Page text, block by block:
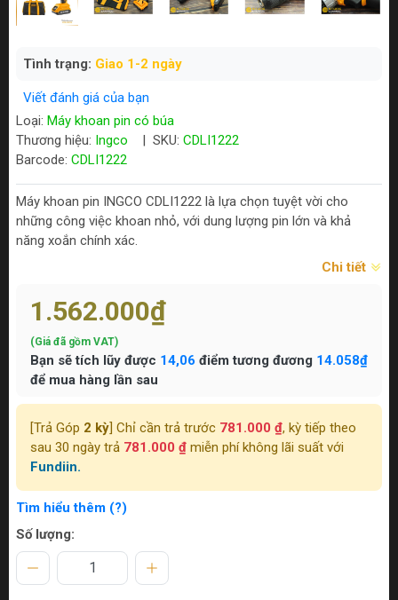
Tình trạng: Giao 1-2 ngày
Viết đánh giá của bạn
Loại: Máy khoan pin có búa
Thương hiệu: Ingco SKU: CDLI1222
Barcode: CDLI1222
Máy khoan pin INGCO CDLI1222 là lựa chọn tuyệt vời cho
những công việc khoan nhỏ, với dung lượng pin lớn và khả
năng xoắn chính xác.
Chi tiết
1.562.000₫
(Giá đã gồm VAT)
Bạn sẽ tích lũy được 14,06 điểm tương đương 14.058₫
để mua hàng lần sau
[Trả Góp 2 kỳ ] Chỉ cần trả trước 781.000 ₫, kỳ tiếp theo
sau 30 ngày trả 781.000 ₫ miễn phí không lãi suất với
Fundiin.
Tìm hiểu thêm (?)
Số lượng: